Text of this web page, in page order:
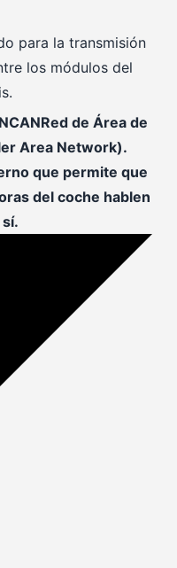
para la transmisión
los módulos del
CANRed de Área de
Area Network).
que permite que
del coche hablen